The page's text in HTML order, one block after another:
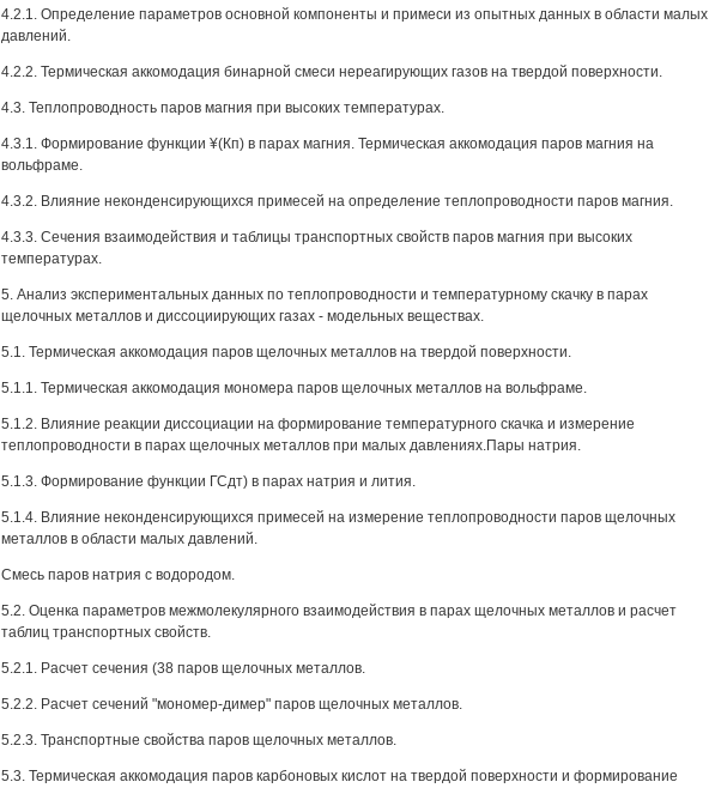
4.2.1. Определение параметров основной компоненты и примеси из опытных данных в области малых
давлений.
4.2.2. Термическая аккомодация бинарной смеси нереагирующих газов на твердой поверхности.
4.3. Теплопроводность паров магния при высоких температурах.
4.3.1. Формирование функции ¥(Кп) в парах магния. Термическая аккомодация паров магния на
вольфраме.
4.3.2. Влияние неконденсирующихся примесей на определение теплопроводности паров магния.
4.3.3. Сечения взаимодействия и таблицы транспортных свойств паров магния при высоких
температурах.
5. Анализ экспериментальных данных по теплопроводности и температурному скачку в парах
щелочных металлов и диссоциирующих газах - модельных веществах.
5.1. Термическая аккомодация паров щелочных металлов на твердой поверхности.
5.1.1. Термическая аккомодация мономера паров щелочных металлов на вольфраме.
5.1.2. Влияние реакции диссоциации на формирование температурного скачка и измерение
теплопроводности в парах щелочных металлов при малых давлениях.Пары натрия.
5.1.3. Формирование функции ГСдт) в парах натрия и лития.
5.1.4. Влияние неконденсирующихся примесей на измерение теплопроводности паров щелочных
металлов в области малых давлений.
Смесь паров натрия с водородом.
5.2. Оценка параметров межмолекулярного взаимодействия в парах щелочных металлов и расчет
таблиц транспортных свойств.
5.2.1. Расчет сечения (38 паров щелочных металлов.
5.2.2. Расчет сечений "мономер-димер" паров щелочных металлов.
5.2.3. Транспортные свойства паров щелочных металлов.
5.3. Термическая аккомодация паров карбоновых кислот на твердой поверхности и формирование